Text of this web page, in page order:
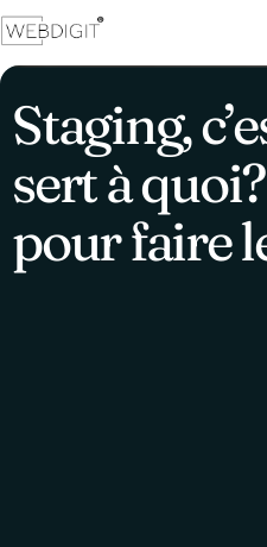
Staging,
sert à
pour faire